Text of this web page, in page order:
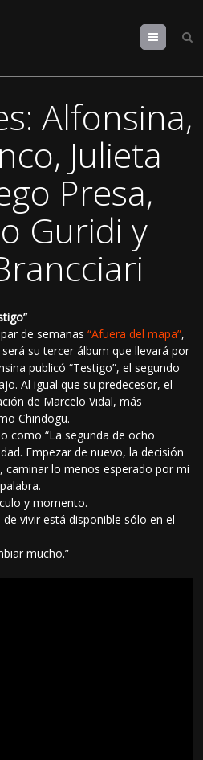
Menu
Alfonsina,
Julieta
Presa,
Guridi y
de semanas“Afuera del mapa”,
su tercer álbum que llevará por
publicó “Testigo”, el segundo
Al igual que su predecesor, el
de Marcelo Vidal, más
Chindogu.
como “La segunda de ocho
Empezar de nuevo, la decisión
lo menos esperado por mi
y momento.
vivir está disponible sólo en el
mucho.”